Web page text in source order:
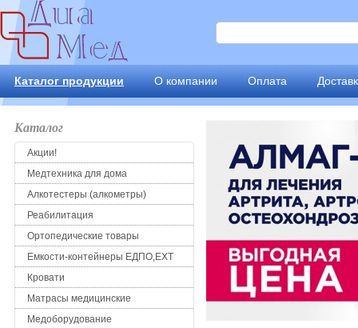
Каталог продукции О компании Оплата
Каталог
Акции!
Медтехника для дома
Алкотестеры (алкометры)
Реабилитация
Ортопедические товары
Емкости-контейнеры ЕДПО,ЕХТ
Кровати
Матрасы медицинские
Медоборудование